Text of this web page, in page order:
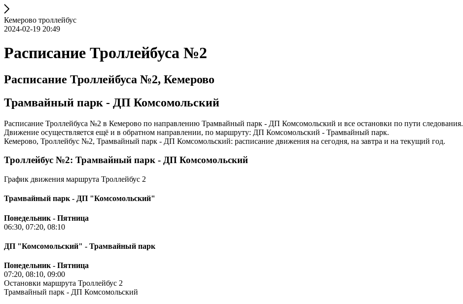
Кемерово троллейбус
2024-02-19 20:49
Расписание Троллейбуса №2
Расписание Троллейбуса №2, Кемерово
Трамвайный парк - ДП Комсомольский
Расписание Троллейбуса №2 в Кемерово по направлению Трамвайный парк - ДП Комсомольский и все остановки по пути следования.
Движение осуществляется ещё и в обратном направлении, по маршруту: ДП Комсомольский - Трамвайный парк.
Кемерово, Троллейбус №2, Трамвайный парк - ДП Комсомольский: расписание движения на сегодня, на завтра и на текущий год.
Троллейбус №2: Трамвайный парк - ДП Комсомольский
График движения маршрута Троллейбус 2
Трамвайный парк - ДП "Комсомольский"
Понедельник - Пятница
06:30, 07:20, 08:10
ДП "Комсомольский" - Трамвайный парк
Понедельник - Пятница
07:20, 08:10, 09:00
Остановки маршрута Троллейбус 2
Трамвайный парк - ДП Комсомольский